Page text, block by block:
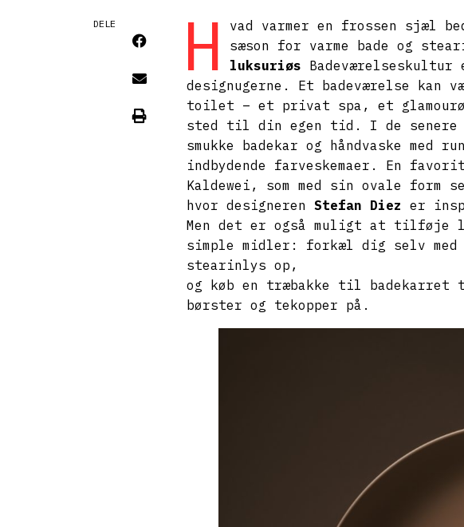
DELE H
vad varmer en frossen sjæl
sæson for varme bade og
luksuriøs
designugerne. Et badeværelse kan
toilet – et privat spa, et
sted til din egen tid. I de
smukke badekar og håndvaske med
indbydende farveskemaer. En
Kaldewei, som med sin ovale
hvor designeren Stefan Diez er
Men det er også muligt at tilføje
simple midler: forkæl dig selv med
stearinlys op,
og køb en træbakke til
børster og tekopper på.